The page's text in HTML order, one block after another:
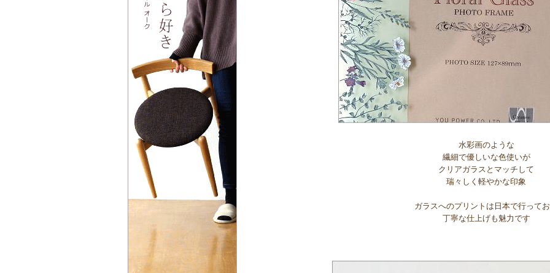
水彩画のような
繊細で優しいな色使いが
クリアガラスとマッチして
瑞々しく軽やかな印象
ガラスへのプリントは日本で行って
丁寧な仕上げも魅力です